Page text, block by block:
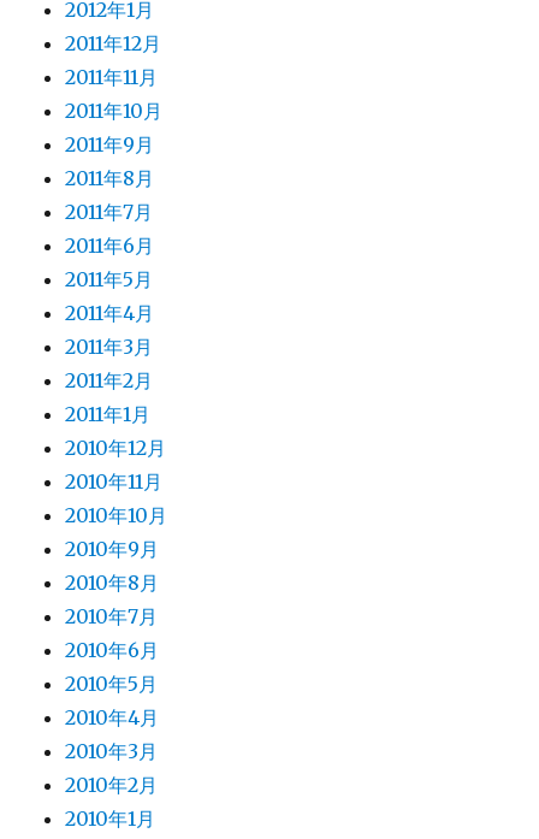
2012年1月
2011年12月
2011年11月
2011年10月
2011年9月
2011年8月
2011年7月
2011年6月
2011年5月
2011年4月
2011年3月
2011年2月
2011年1月
2010年12月
2010年11月
2010年10月
2010年9月
2010年8月
2010年7月
2010年6月
2010年5月
2010年4月
2010年3月
2010年2月
2010年1月